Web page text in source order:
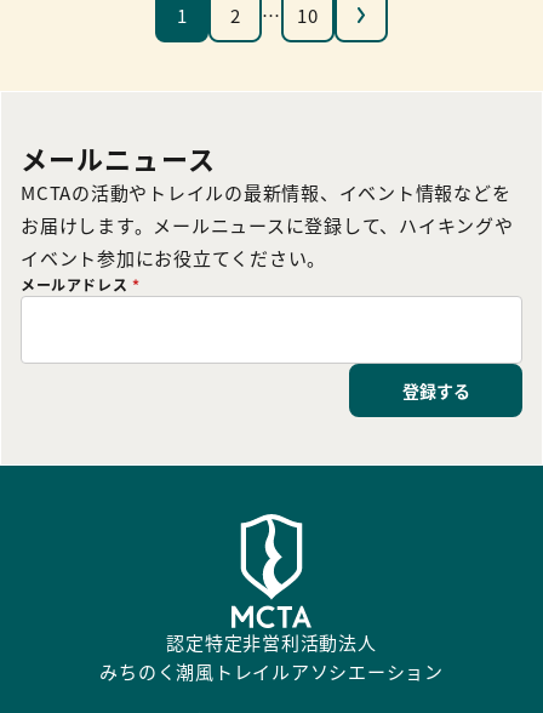
1 2 … 10 次へ
メールニュース
MCTAの活動やトレイルの最新情報、イベント情報などを
お届けします。メールニュースに登録して、ハイキングや
イベント参加にお役立てください。
メールアドレス *
登録する
認定特定非営利活動法人
みちのく潮風トレイルアソシエーション